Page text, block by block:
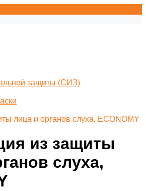
защиты (СИЗ)
лица и органов слуха, ECONOMY
из защиты
слуха,